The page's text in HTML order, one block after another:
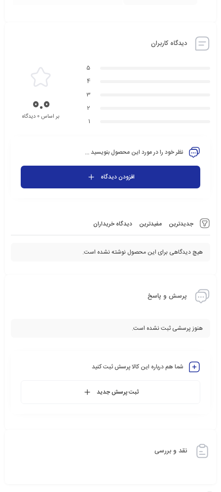
دیدگاه کاربران
جدیدترین مفیدترین دیدگاه خریداران
هیچ دیدگاهی برای این محصول نوشته نشده است.
5
4
3
2
1
0.0بر اساس 0 دیدگاه
نظر خود را در مورد این محصول بنویسید ...
افزودن دیدگاه
پرسش و پاسخ
هنوز پرسشی ثبت نشده است.
شما هم درباره این کالا پرسش ثبت کنید
ثبت پرسش جدید
نقد و بررسی